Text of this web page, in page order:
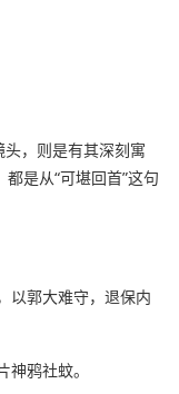
，则是有其深刻寓
是从“可堪回首”这句
以郭大难守，退保内
鸦社蚊。